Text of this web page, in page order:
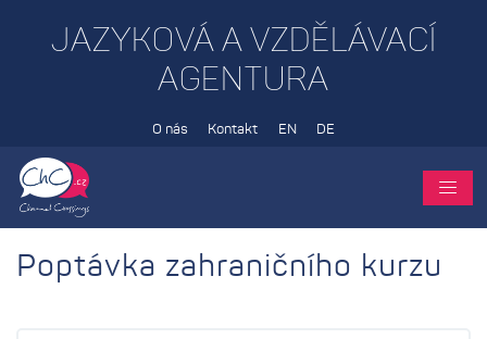
JAZYKOVÁ A VZDĚLÁVACÍ
AGENTURA
O nás Kontakt EN DE
Poptávka zahraničního kurzu